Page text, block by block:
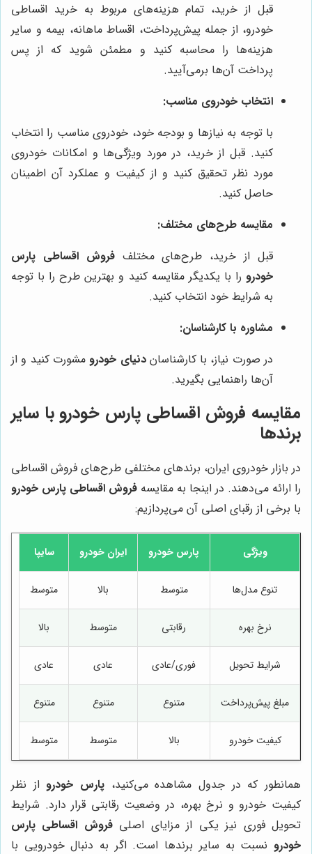
قبل از خرید، تمام هزینه‌های مربوط به خرید اقساطی
خودرو، از جمله پیش‌پرداخت، اقساط ماهانه، بیمه و سایر
هزینه‌ها را محاسبه کنید و مطمئن شوید که از پس
پرداخت آن‌ها برمی‌آیید.
انتخاب خودروی مناسب:
با توجه به نیازها و بودجه خود، خودروی مناسب را انتخاب
کنید. قبل از خرید، در مورد ویژگی‌ها و امکانات خودروی
مورد نظر تحقیق کنید و از کیفیت و عملکرد آن اطمینان
حاصل کنید.
مقایسه طرح‌های مختلف:
قبل از خرید، طرح‌های مختلففروش اقساطی پارس
خودرو را با یکدیگر مقایسه کنید و بهترین طرح را با توجه
به شرایط خود انتخاب کنید.
مشاوره با کارشناسان:
در صورت نیاز، با کارشناساندنیای خودرومشورت کنید و از
آن‌ها راهنمایی بگیرید.
مقایسه فروش اقساطی پارس خودرو با سایر
برندها
در بازار خودروی ایران، برندهای مختلفی طرح‌های فروش اقساطی
را ارائه می‌دهند. در اینجا به مقایسه فروش اقساطی پارس خودرو
با برخی از رقبای اصلی آن می‌پردازیم:
ویژگی پارس خودرو ایران خودرو سایپا
تنوع مدل‌ها متوسط بالا متوسط
نرخ بهره رقابتی متوسط بالا
شرایط تحویل فوری/عادی عادی عادی
مبلغ پیش‌پرداخت متنوع متنوع متنوع
کیفیت خودرو بالا متوسط متوسط
همانطور که در جدول مشاهده می‌کنید، پارس خودرواز نظر
کیفیت خودرو و نرخ بهره، در وضعیت رقابتی قرار دارد. شرایط
تحویل فوری نیز یکی از مزایای اصلیفروش اقساطی پارس
خودرو نسبت به سایر برندها است. اگر به دنبال خودرویی با